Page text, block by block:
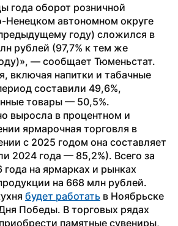
года оборот розничной
Ненецком автономном округе
году) сложился в
рублей (97,7% к тем же
— сообщает Тюменьстат.
включая напитки и табачные
составили 49,6%,
товары — 50,5%.
выросла в процентном и
ярмарочная торговля в
с 2025 годом она составляет
2024 года — 85,2%). Всего за
на ярмарках и рынках
на 668 млн рублей.
будет работать в Ноябрьске
Победы. В торговых рядах
памятные сувениры,